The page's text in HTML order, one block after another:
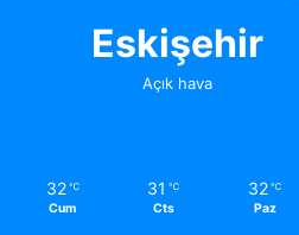
Eskişehir
Açık hava
32 ℃
Cum
31 ℃
Cts
32 ℃
Paz